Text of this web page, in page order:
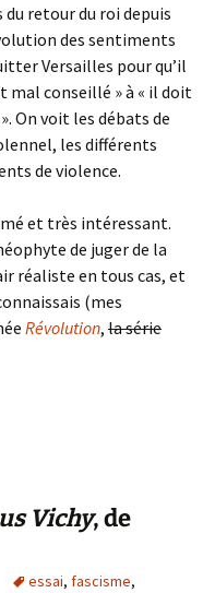
retour du roi depuis
des sentiments
Versailles pour qu’il
mal conseillé » à « il doit
On voit les débats de
les différents
de violence.
et très intéressant.
de juger de la
réaliste en tous cas, et
(mes
Révolution, la série
Vichy, de
essai, fascisme,